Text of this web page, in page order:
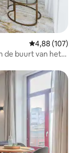
Gemiddelde
4,88 (107)
de buurt van het